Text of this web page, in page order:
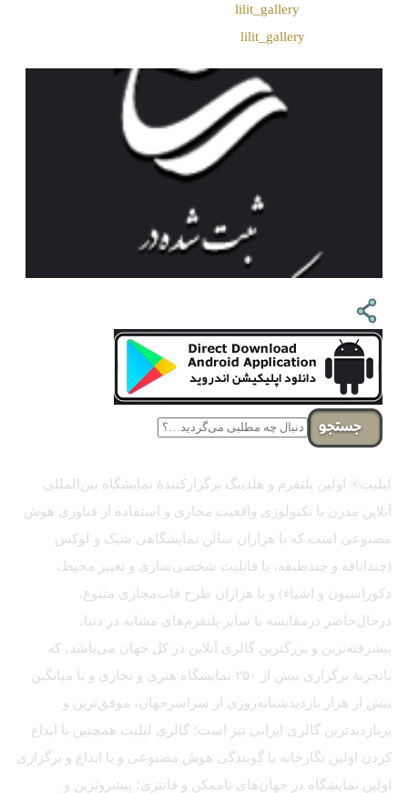
lilit_gallery
lilit_gallery
جستجو
لیلیت® اولین پلتفرم و هلدینگ برگزارکنندهٔ نمایشگاه بین‌المللی
آنلاین مدرن با تکنولوژی واقعیت مجازی و استفاده از فناوری هوش
مصنوعی است که با هزاران سالن نمایشگاهی شیک و لوکس
(چنداتاقه و چندطبقه، با قابلیت شخصی‌سازی و تغییر محیط،
دکوراسیون و اشیاء) و با هزاران طرح قاب‌مجازی متنوع،
درحال‌حاضر درمقایسه با سایر پلتفرم‌های مشابه در دنیا،
پیشرفته‌ترین و بزرگترین گالری آنلاین در کل جهان می‌باشد، که
باتجربهٔ برگزاری بیش از ۲۵۰ نمایشگاه هنری و تجاری و با میانگین
بیش از هزار بازدیدشبانه‌روزی از سراسرجهان، موفق‌ترین و
پربازدیدترین گالری ایرانی نیز است؛ گالری لیلیت همچنین با ابداع
کردن اولین نگارخانه با گویندگی هوش مصنوعی و با ابداع و برگزاری
اولین نمایشگاه در جهان‌های ناممکن و فانتزی؛ پیشروترین و